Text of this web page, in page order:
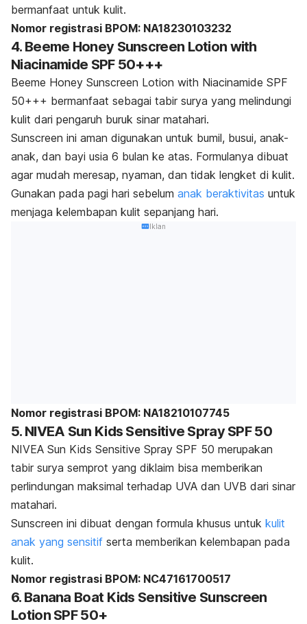
bermanfaat untuk kulit.
Nomor registrasi BPOM: NA18230103232
4. Beeme Honey Sunscreen Lotion with
Niacinamide SPF 50+++
Beeme Honey Sunscreen Lotion with Niacinamide SPF
50+++ bermanfaat sebagai tabir surya yang melindungi
kulit dari pengaruh buruk sinar matahari.
Sunscreen ini aman digunakan untuk bumil, busui, anak-
anak, dan bayi usia 6 bulan ke atas. Formulanya dibuat
agar mudah meresap, nyaman, dan tidak lengket di kulit.
Gunakan pada pagi hari sebelum anak beraktivitas untuk
menjaga kelembapan kulit sepanjang hari.
Iklan
Nomor registrasi BPOM: NA18210107745
5. NIVEA Sun Kids Sensitive Spray SPF 50
NIVEA Sun Kids Sensitive Spray SPF 50 merupakan
tabir surya semprot yang diklaim bisa memberikan
perlindungan maksimal terhadap UVA dan UVB dari sinar
matahari.
Sunscreen ini dibuat dengan formula khusus untuk kulit
anak yang sensitif serta memberikan kelembapan pada
kulit.
Nomor registrasi BPOM: NC47161700517
6. Banana Boat Kids Sensitive Sunscreen
Lotion SPF 50+